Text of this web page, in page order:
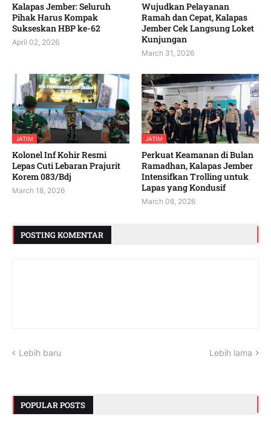
Kalapas Jember: Seluruh
Pihak Harus Kompak
Sukseskan HBP ke-62
April 02, 2026
Wujudkan Pelayanan
Ramah dan Cepat, Kalapas
Jember Cek Langsung Loket
Kunjungan
March 31, 2026
JATIM
Kolonel Inf Kohir Resmi
Lepas Cuti Lebaran Prajurit
Korem 083/Bdj
March 18, 2026
JATIM
Perkuat Keamanan di Bulan
Ramadhan, Kalapas Jember
Intensifkan Trolling untuk
Lapas yang Kondusif
March 08, 2026
POSTING KOMENTAR
Lebih baru Lebih lama
POPULAR POSTS